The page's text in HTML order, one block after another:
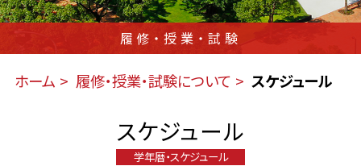
履修・授業・試験
ホーム 履修・授業・試験について スケジュール
スケジュール
学年暦・スケジュール